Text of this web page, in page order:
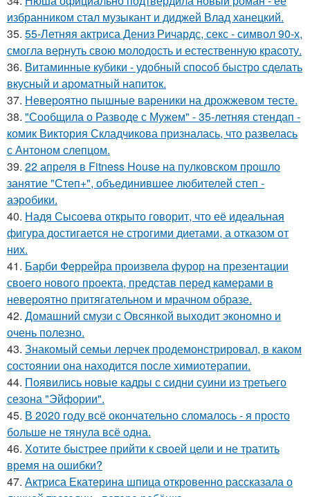
избранником стал музыкант и диджей Влад ханецкий.
35. 55-Летняя актриса Дениз Ричардс, секс - символ 90-х,
смогла вернуть свою молодость и естественную красоту.
36. Витаминные кубики - удобный способ быстро сделать
вкусный и ароматный напиток.
37. Невероятно пышные вареники на дрожжевом тесте.
38. "Сообщила о Разводе с Мужем" - 35-летняя стендап -
комик Виктория Складчикова призналась, что развелась
с Антоном слепцом.
39. 22 апреля в Fitness House на пулковском прошло
занятие "Степ+", объединившее любителей степ -
аэробики.
40. Надя Сысоева открыто говорит, что её идеальная
фигура достигается не строгими диетами, а отказом от
них.
41. Барби Феррейра произвела фурор на презентации
своего нового проекта, представ перед камерами в
невероятно притягательном и мрачном образе.
42. Домашний смузи с Овсянкой выходит экономно и
очень полезно.
43. Знакомый семьи лерчек продемонстрировал, в каком
состоянии она находится после химиотерапии.
44. Появились новые кадры с сидни суини из третьего
сезона "Эйфории".
45. В 2020 году всё окончательно сломалось - я просто
больше не тянула всё одна.
46. Хотите быстрее прийти к своей цели и не тратить
время на ошибки?
47. Актриса Екатерина шпица откровенно рассказала о